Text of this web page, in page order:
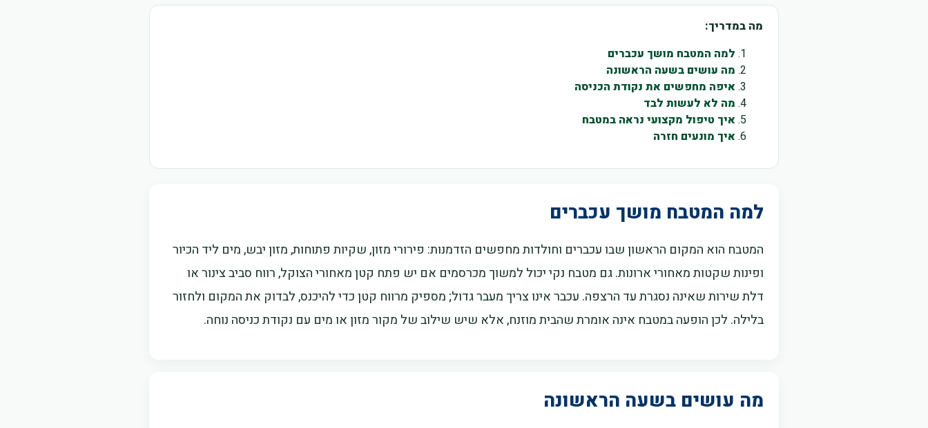
מה במדריך:
למה המטבח מושך עכברים
מה עושים בשעה הראשונה
איפה מחפשים את נקודת הכניסה
מה לא לעשות לבד
איך טיפול מקצועי נראה במטבח
איך מונעים חזרה
למה המטבח מושך עכברים
המטבח הוא המקום הראשון שבו עכברים וחולדות מחפשים הזדמנות: פירורי מזון, שקיות פתוחות, מזון יבש, מים ליד הכיור
ופינות שקטות מאחורי ארונות. גם מטבח נקי יכול למשוך מכרסמים אם יש פתח קטן מאחורי הצוקל, רווח סביב צינור או
דלת שירות שאינה נסגרת עד הרצפה. עכבר אינו צריך מעבר גדול; מספיק מרווח קטן כדי להיכנס, לבדוק את המקום ולחזור
בלילה. לכן הופעה במטבח אינה אומרת שהבית מוזנח, אלא שיש שילוב של מקור מזון או מים עם נקודת כניסה נוחה.
מה עושים בשעה הראשונה